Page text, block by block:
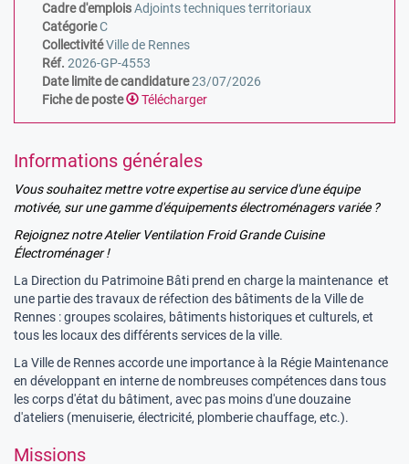
Cadre d'emploisAdjoints techniques territoriaux
CatégorieC
CollectivitéVille de Rennes
Réf. 2026-GP-4553
Date limite de candidature23/07/2026
Fiche de poste
Télécharger
Informations générales
Vous souhaitez mettre votre expertise au service d'une équipe
motivée, sur une gamme d'équipements électroménagers variée ?
Rejoignez notre Atelier Ventilation Froid Grande Cuisine
Électroménager !
La Direction du Patrimoine Bâti prend en charge la maintenance et
une partie des travaux de réfection des bâtiments de la Ville de
Rennes : groupes scolaires, bâtiments historiques et culturels, et
tous les locaux des différents services de la ville.
La Ville de Rennes accorde une importance à la Régie Maintenance
en développant en interne de nombreuses compétences dans tous
les corps d'état du bâtiment, avec pas moins d'une douzaine
d'ateliers (menuiserie, électricité, plomberie chauffage, etc.).
Missions